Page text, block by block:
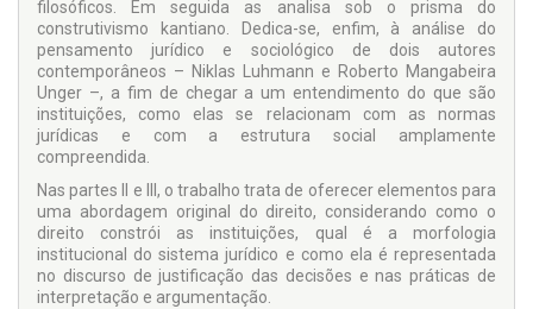
filosóficos. Em seguida as analisa sob o prisma do
construtivismo kantiano. Dedica-se, enfim, à análise do
pensamento jurídico e sociológico de dois autores
contemporâneos – Niklas Luhmann e Roberto Mangabeira
Unger –, a fim de chegar a um entendimento do que são
instituições, como elas se relacionam com as normas
jurídicas e com a estrutura social amplamente
compreendida.
Nas partes II e III, o trabalho trata de oferecer elementos para
uma abordagem original do direito, considerando como o
direito constrói as instituições, qual é a morfologia
institucional do sistema jurídico e como ela é representada
no discurso de justificação das decisões e nas práticas de
interpretação e argumentação.